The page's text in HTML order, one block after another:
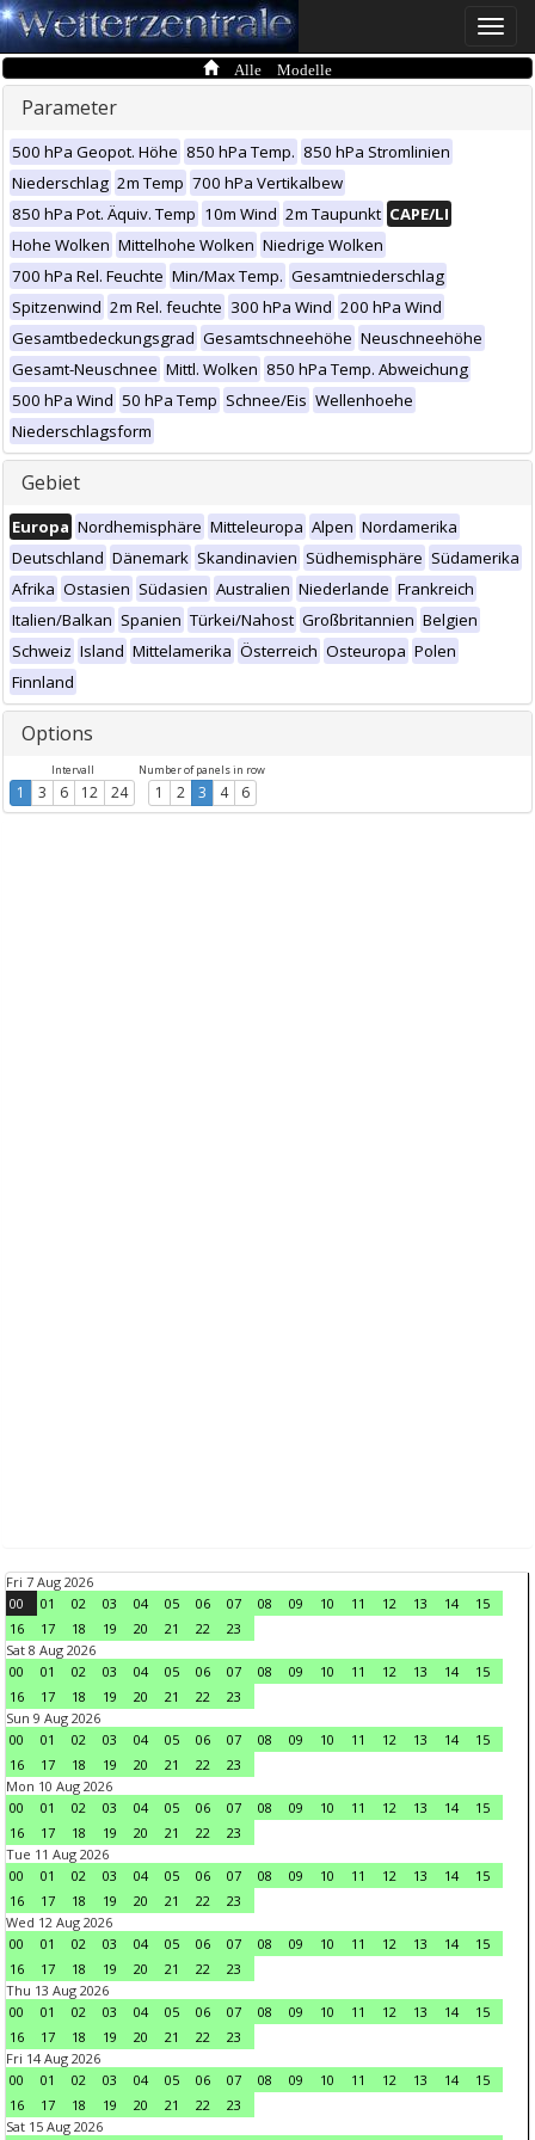
Toggle
Alle Modelle
Parameter
500 hPa Geopot. Höhe 850 hPa Temp. 850 hPa Stromlinien
Niederschlag 2m Temp 700 hPa Vertikalbew
850 hPa Pot. Äquiv. Temp 10m Wind 2m Taupunkt CAPE/LI
Hohe Wolken Mittelhohe Wolken Niedrige Wolken
700 hPa Rel. Feuchte Min/Max Temp. Gesamtniederschlag
Spitzenwind 2m Rel. feuchte 300 hPa Wind 200 hPa Wind
Gesamtbedeckungsgrad Gesamtschneehöhe Neuschneehöhe
Gesamt-Neuschnee Mittl. Wolken 850 hPa Temp. Abweichung
500 hPa Wind 50 hPa Temp Schnee/Eis Wellenhoehe
Niederschlagsform
Gebiet
Europa Nordhemisphäre Mitteleuropa Alpen Nordamerika
Deutschland Dänemark Skandinavien Südhemisphäre Südamerika
Afrika Ostasien Südasien Australien Niederlande Frankreich
Italien/Balkan Spanien Türkei/Nahost Großbritannien Belgien
Schweiz Island Mittelamerika Österreich Osteuropa Polen
Finnland
Options
Intervall
1 3 6 12 24
Number of panels in row
1 2 3 4 6
Fri 7 Aug 2026
00
01 02 03 04 05 06 07 08 09 10 11 12 13 14
15
16
17 18 19 20 21 22
23
Sat 8 Aug 2026
00
01 02 03 04 05 06 07 08 09 10 11 12 13 14
15
16
17 18 19 20 21 22
23
Sun 9 Aug 2026
00
01 02 03 04 05 06 07 08 09 10 11 12 13 14
15
16
17 18 19 20 21 22
23
Mon 10 Aug 2026
00
01 02 03 04 05 06 07 08 09 10 11 12 13 14
15
16
17 18 19 20 21 22
23
Tue 11 Aug 2026
00
01 02 03 04 05 06 07 08 09 10 11 12 13 14
15
16
17 18 19 20 21 22
23
Wed 12 Aug 2026
00
01 02 03 04 05 06 07 08 09 10 11 12 13 14
15
16
17 18 19 20 21 22
23
Thu 13 Aug 2026
00
01 02 03 04 05 06 07 08 09 10 11 12 13 14
15
16
17 18 19 20 21 22
23
Fri 14 Aug 2026
00
01 02 03 04 05 06 07 08 09 10 11 12 13 14
15
16
17 18 19 20 21 22
23
Sat 15 Aug 2026